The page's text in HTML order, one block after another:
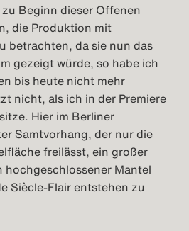
Beginn dieser Offenen
die Produktion mit
betrachten, da sie nun das
gezeigt würde, so habe ich
bis heute nicht mehr
nicht, als ich in der Premiere
Hier im Berliner
Samtvorhang, der nur die
freilässt, ein großer
Mantel
Siècle-Flair entstehen zu